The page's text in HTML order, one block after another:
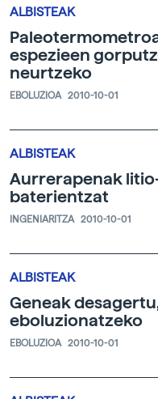
ALBISTEAK
espezieen
neurtzeko
EBOLUZIOA 2010-10-01
ALBISTEAK
Aurrerapenak
baterientzat
INGENIARITZA 2010-10-01
ALBISTEAK
Geneak
eboluzionatzeko
EBOLUZIOA 2010-10-01